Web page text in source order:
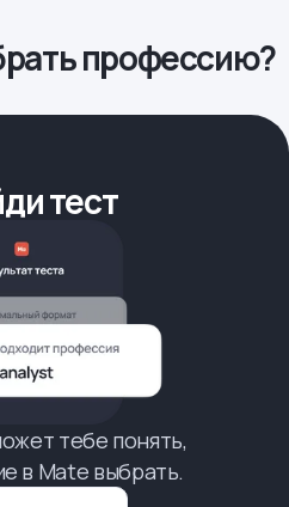
профессию?
тест
тебе понять,
в Mate выбрать.